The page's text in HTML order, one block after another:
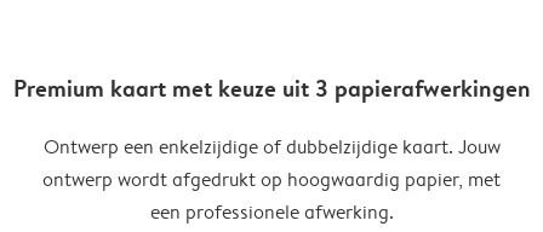
Premium kaart met keuze uit 3 papierafwerkingen
Ontwerp een enkelzijdige of dubbelzijdige kaart. Jouw
ontwerp wordt afgedrukt op hoogwaardig papier, met
een professionele afwerking.